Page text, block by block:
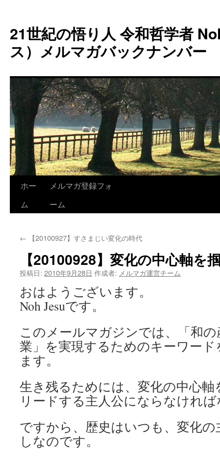
テ
ン
ツ
へ
キ
ッ
プ
21世紀の悟り人 令和哲学者
ス）メルマガバックナンバー
ホー
ム
メルマガ登録フォ
ーム
← 【20100927】すさまじい変化の時代
【20100928】変化の中心軸を
投稿日: 2010年9月28日 作成者: メルマガ運営チーム
おはようございます。
Noh Jesuです。
このメールマガジンでは、「和
業」を実現するためのキーワー
ます。
生き残るためには、変化の中心
リードする主人公にならなけれ
ですから、歴史はいつも、変化
しなのです。